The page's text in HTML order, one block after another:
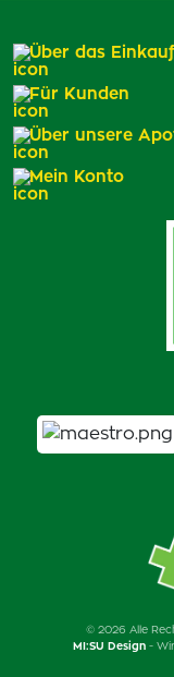
Über das
Für Kunden
Über unsere
Mein Konto
© 2026 Alle
MI:SU Design -